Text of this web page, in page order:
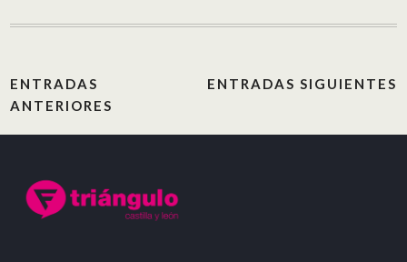
ENTRADAS
ANTERIORES
ENTRADAS SIGUIENTES